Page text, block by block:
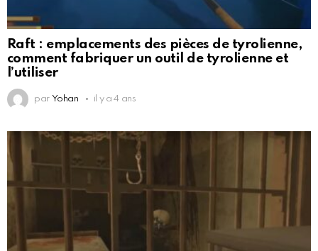
Raft : emplacements des pièces de tyrolienne,
comment fabriquer un outil de tyrolienne et
l’utiliser
par Yohan il y a 4 ans